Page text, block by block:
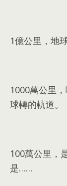
1億公里 ， 地
1000萬公里 ，
球轉的軌道。
100萬公里 ，
是……